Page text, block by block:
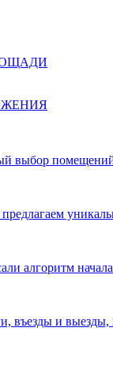
выбор помещений
алгоритм
въезды и выезды,